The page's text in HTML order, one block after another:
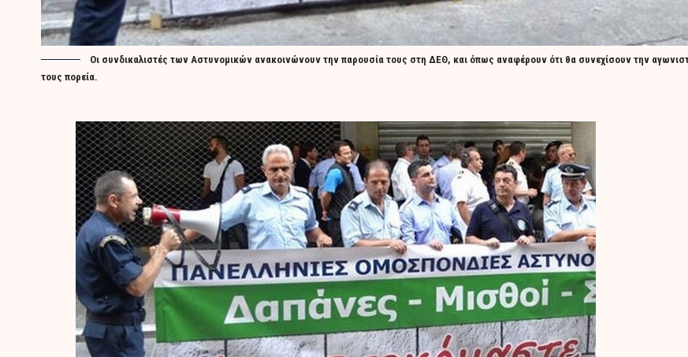
Οι συνδικαλιστές των Αστυνομικών ανακοινώνουν την παρουσία τους στη ΔΕΘ, και όπως αναφέρουν ότι θα συνεχίσουν την
τους πορεία.